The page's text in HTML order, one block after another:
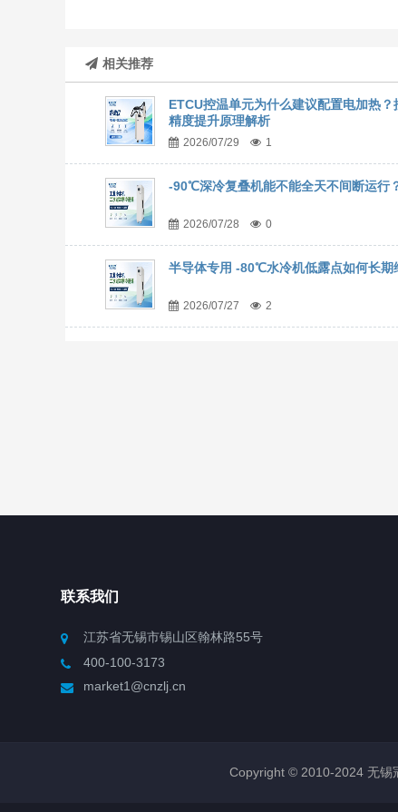
相关推荐
ETCU控温单元为什么建议配置电加热？
精度提升原理解析
2026/07/29 1
-90℃深冷复叠机能不能全天不间断运行
2026/07/28 0
半导体专用 -80℃水冷机低露点如何长期
2026/07/27 2
联系我们
江苏省无锡市锡山区翰林路55号
400-100-3173
market1@cnzlj.cn
Copyright © 2010-2024 无锡